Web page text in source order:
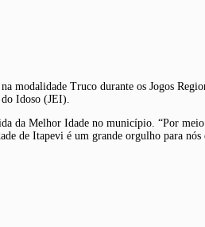
modalidade Truco durante os Jogos
do Idoso (JEI).
da Melhor Idade no município. “Por
de Itapevi é um grande orgulho para